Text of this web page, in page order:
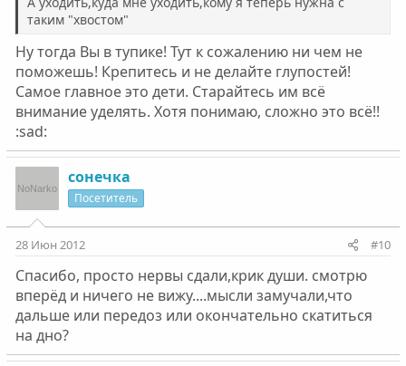
таким "хвостом"
Ну тогда Вы в тупике! Тут к сожалению ни чем не
поможешь! Крепитесь и не делайте глупостей!
Самое главное это дети. Старайтесь им всё
внимание уделять. Хотя понимаю, сложно это всё!!
:sad:
сонечка
Посетитель
28 Июн 2012 #10
Спасибо, просто нервы сдали,крик души. смотрю
вперёд и ничего не вижу....мысли замучали,что
дальше или передоз или окончательно скатиться
на дно?